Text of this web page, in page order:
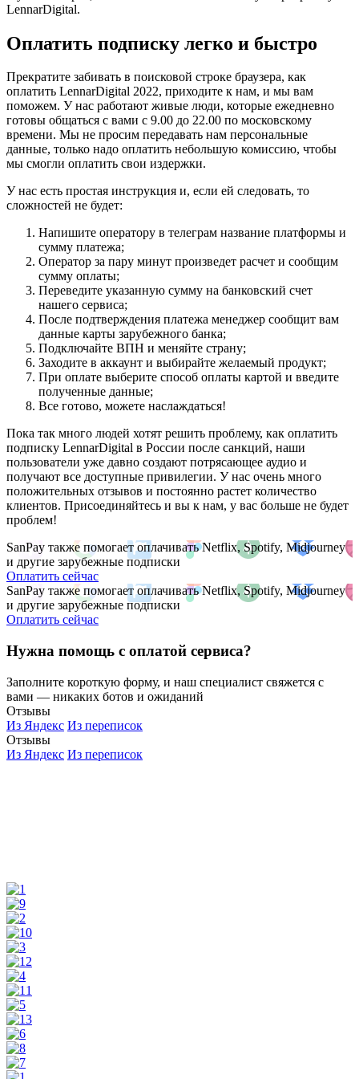
LennarDigital.
Оплатить подписку легко и быстро
Прекратите забивать в поисковой строке браузера, как
оплатить LennarDigital 2022, приходите к нам, и мы вам
поможем. У нас работают живые люди, которые ежедневно
готовы общаться с вами с 9.00 до 22.00 по московскому
времени. Мы не просим передавать нам персональные
данные, только надо оплатить небольшую комиссию, чтобы
мы смогли оплатить свои издержки.
У нас есть простая инструкция и, если ей следовать, то
сложностей не будет:
Напишите оператору в телеграм название платформы и
сумму платежа;
Оператор за пару минут произведет расчет и сообщим
сумму оплаты;
Переведите указанную сумму на банковский счет
нашего сервиса;
После подтверждения платежа менеджер сообщит вам
данные карты зарубежного банка;
Подключайте ВПН и меняйте страну;
Заходите в аккаунт и выбирайте желаемый продукт;
При оплате выберите способ оплаты картой и введите
полученные данные;
Все готово, можете наслаждаться!
Пока так много людей хотят решить проблему, как оплатить
подписку LennarDigital в России после санкций, наши
пользователи уже давно создают потрясающее аудио и
получают все доступные привилегии. У нас очень много
положительных отзывов и постоянно растет количество
клиентов. Присоединяйтесь и вы к нам, у вас больше не будет
проблем!
SanPay также помогает оплачивать Netflix, Spotify, Midjourney
и другие зарубежные подписки
Оплатить сейчас
SanPay также помогает оплачивать Netflix, Spotify, Midjourney
и другие зарубежные подписки
Оплатить сейчас
Нужна помощь с оплатой сервиса?
Заполните короткую форму, и наш специалист свяжется с
вами — никаких ботов и ожиданий
Отзывы
Из Яндекс Из переписок
Отзывы
Из Яндекс Из переписок